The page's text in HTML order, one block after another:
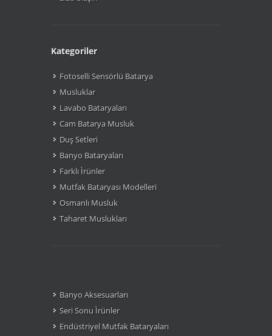
Kategoriler
Fotoselli Sensörlü Batarya
Musluklar
Lavabo Bataryaları
Cam Batarya Musluk
Duş Setleri
Banyo Bataryaları
Farklı Ìrünler
Mutfak Bataryası Modelleri
Osmanlı Musluk
Taharet Muslukları
Banyo Aksesuarları
Seri Sonu Ìrünler
Endüstriyel Mutfak Bataryaları